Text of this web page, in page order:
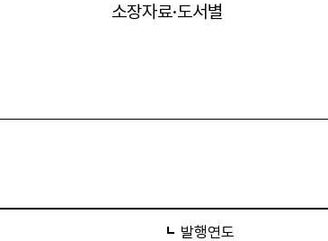
소장자료·도서별
발행연도